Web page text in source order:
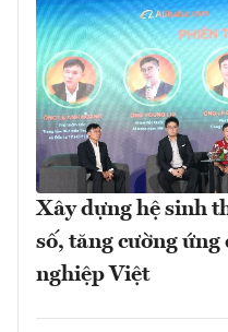
Xây dựng hệ sinh
số, tăng cường
nghiệp Việt